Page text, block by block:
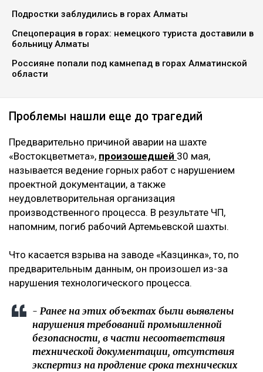
Подростки заблудились в горах Алматы
Спецоперация в горах: немецкого туриста доставили в
больницу Алматы
Россияне попали под камнепад в горах Алматинской
области
Проблемы нашли еще до трагедий
Предварительно причиной аварии на шахте
«Востокцветмета», произошедшей 30 мая,
называется ведение горных работ с нарушением
проектной документации, а также
неудовлетворительная организация
производственного процесса. В результате ЧП,
напомним, погиб рабочий Артемьевской шахты.
Что касается взрыва на заводе «Казцинка», то, по
предварительным данным, он произошел из-за
нарушения технологического процесса.
- Ранее на этих объектах были выявлены
нарушения требований промышленной
безопасности, в части несоответствия
технической документации, отсутствия
экспертиз на продление срока технических